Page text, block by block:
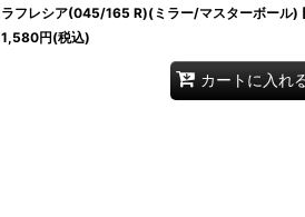
ラフレシア(045/165 R)(ミラー/マスターボール)
1,580円(税込)
カートに入れ